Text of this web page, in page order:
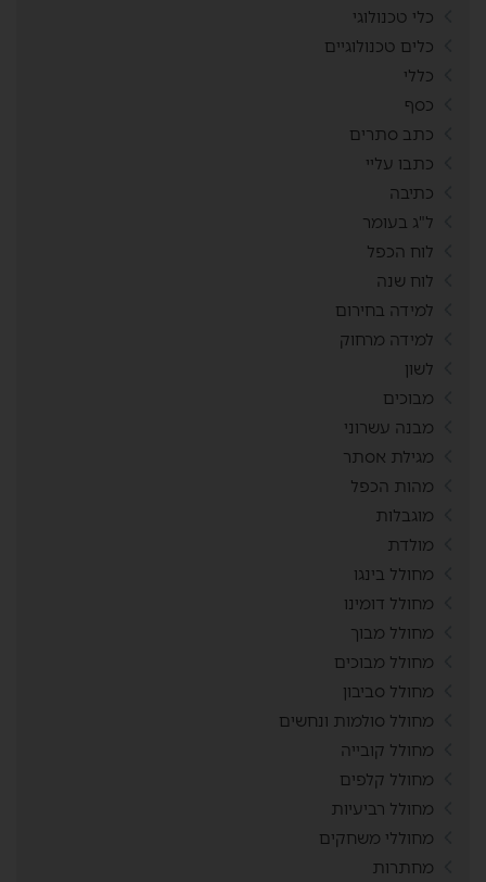
כלי טכנולוגי
כלים טכנולוגיים
כללי
כסף
כתב סתרים
כתבו עליי
כתיבה
ל"ג בעומר
לוח הכפל
לוח שנה
למידה בחירום
למידה מרחוק
לשון
מבוכים
מבנה עשרוני
מגילת אסתר
מהות הכפל
מוגבלות
מולדת
מחולל בינגו
מחולל דומינו
מחולל מבוך
מחולל מבוכים
מחולל סביבון
מחולל סולמות ונחשים
מחולל קובייה
מחולל קלפים
מחולל רביעיות
מחוללי משחקים
מחתרות